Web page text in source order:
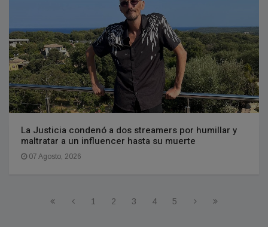
La Justicia condenó a dos streamers por humillar y
maltratar a un influencer hasta su muerte
07 Agosto, 2026
1 2 3 4 5